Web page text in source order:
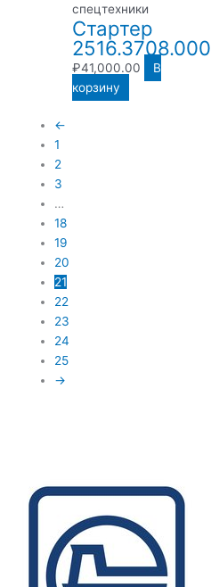
спецтехники
Стартер
2516.3708.000
₽41,000.00
В
корзину
←
1
2
3
…
18
19
20
21
22
23
24
25
→